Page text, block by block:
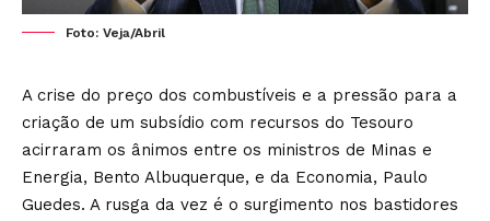
Foto: Veja/Abril
A crise do preço dos combustíveis e a pressão para a
criação de um subsídio com recursos do Tesouro
acirraram os ânimos entre os ministros de Minas e
Energia, Bento Albuquerque, e da Economia, Paulo
Guedes. A rusga da vez é o surgimento nos bastidores